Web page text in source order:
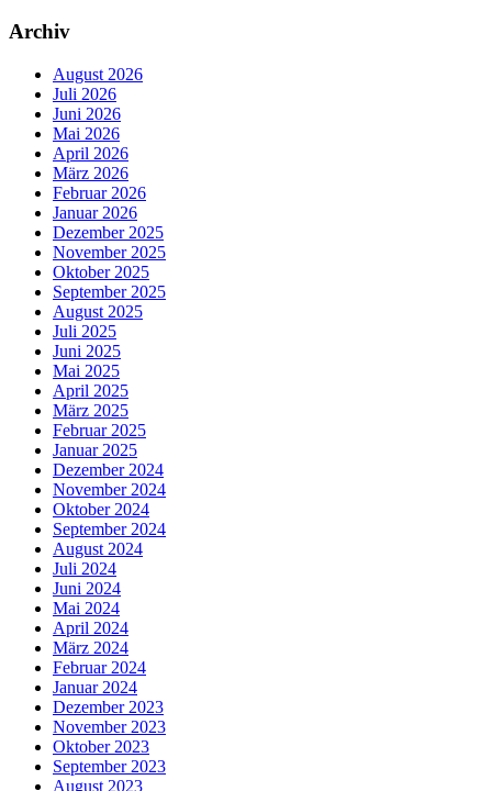
Archiv
August 2026
Juli 2026
Juni 2026
Mai 2026
April 2026
März 2026
Februar 2026
Januar 2026
Dezember 2025
November 2025
Oktober 2025
September 2025
August 2025
Juli 2025
Juni 2025
Mai 2025
April 2025
März 2025
Februar 2025
Januar 2025
Dezember 2024
November 2024
Oktober 2024
September 2024
August 2024
Juli 2024
Juni 2024
Mai 2024
April 2024
März 2024
Februar 2024
Januar 2024
Dezember 2023
November 2023
Oktober 2023
September 2023
August 2023